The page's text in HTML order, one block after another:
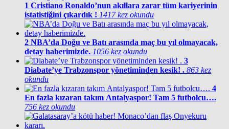
1 Cristiano Ronaldo’nun akıllara zarar tüm kariyerinin
istatistiğini çıkardık ! 1417 kez okundu
2 NBA’da Doğu ve Batı arasında maç bu yıl olmayacak,
detay haberimizde. 1056 kez okundu
3
Diabate’ye Trabzonspor yönetiminden kesik! . 863 kez
okundu
4
En fazla kızaran takım Antalyaspor! Tam 5 futbolcu….
756 kez okundu